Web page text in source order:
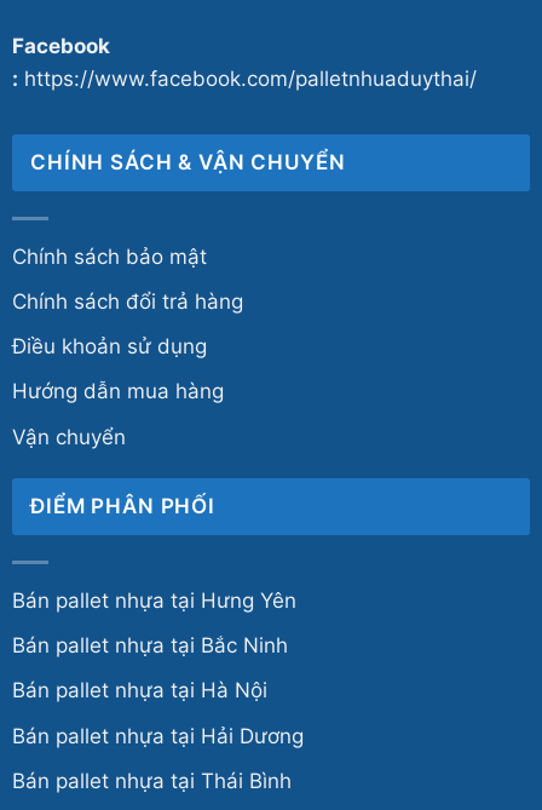
Facebook
: https://www.facebook.com/palletnhuaduythai/
CHÍNH SÁCH & VẬN CHUYỂN
Chính sách bảo mật
Chính sách đổi trả hàng
Điều khoản sử dụng
Hướng dẫn mua hàng
Vận chuyển
ĐIỂM PHÂN PHỐI
Bán pallet nhựa tại Hưng Yên
Bán pallet nhựa tại Bắc Ninh
Bán pallet nhựa tại Hà Nội
Bán pallet nhựa tại Hải Dương
Bán pallet nhựa tại Thái Bình